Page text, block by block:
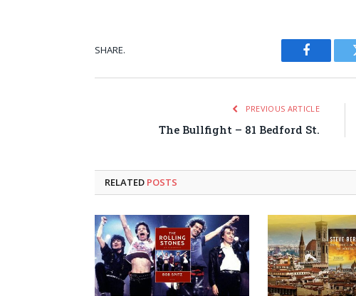
SHARE.
Facebook
PREVIOUS ARTICLE
The Bullfight – 81 Bedford St.
RELATED POSTS